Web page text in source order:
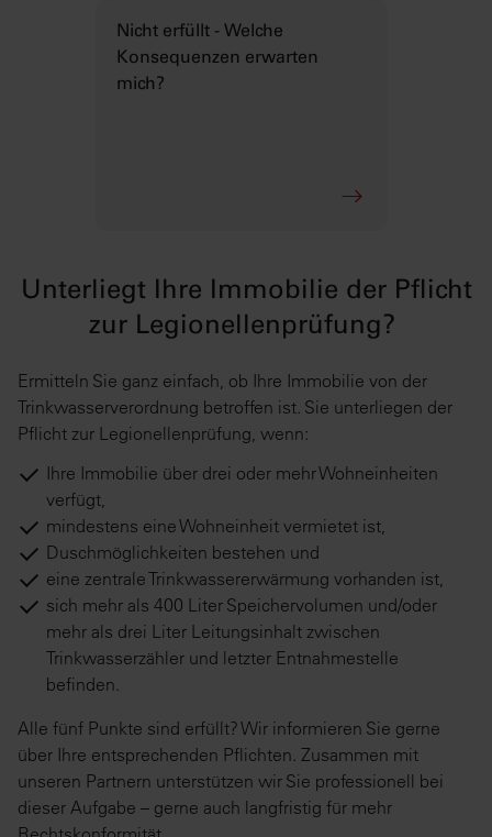
Nicht erfüllt - Welche
Konsequenzen erwarten
mich?
Unterliegt Ihre Immobilie der Pflicht
zur Legionellenprüfung?
Ermitteln Sie ganz einfach, ob Ihre Immobilie von der
Trinkwasserverordnung betroffen ist. Sie unterliegen der
Pflicht zur Legionellenprüfung, wenn:
Ihre Immobilie über drei oder mehr Wohneinheiten
verfügt,
mindestens eine Wohneinheit vermietet ist,
Duschmöglichkeiten bestehen und
eine zentrale Trinkwassererwärmung vorhanden ist,
sich mehr als 400 Liter Speichervolumen und/oder
mehr als drei Liter Leitungsinhalt zwischen
Trinkwasserzähler und letzter Entnahmestelle
befinden.
Alle fünf Punkte sind erfüllt? Wir informieren Sie gerne
über Ihre entsprechenden Pflichten. Zusammen mit
unseren Partnern unterstützen wir Sie professionell bei
dieser Aufgabe – gerne auch langfristig für mehr